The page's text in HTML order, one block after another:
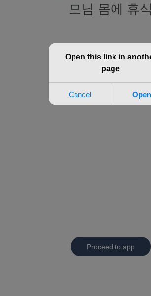
모님 몸에 휴식
Proceed to app